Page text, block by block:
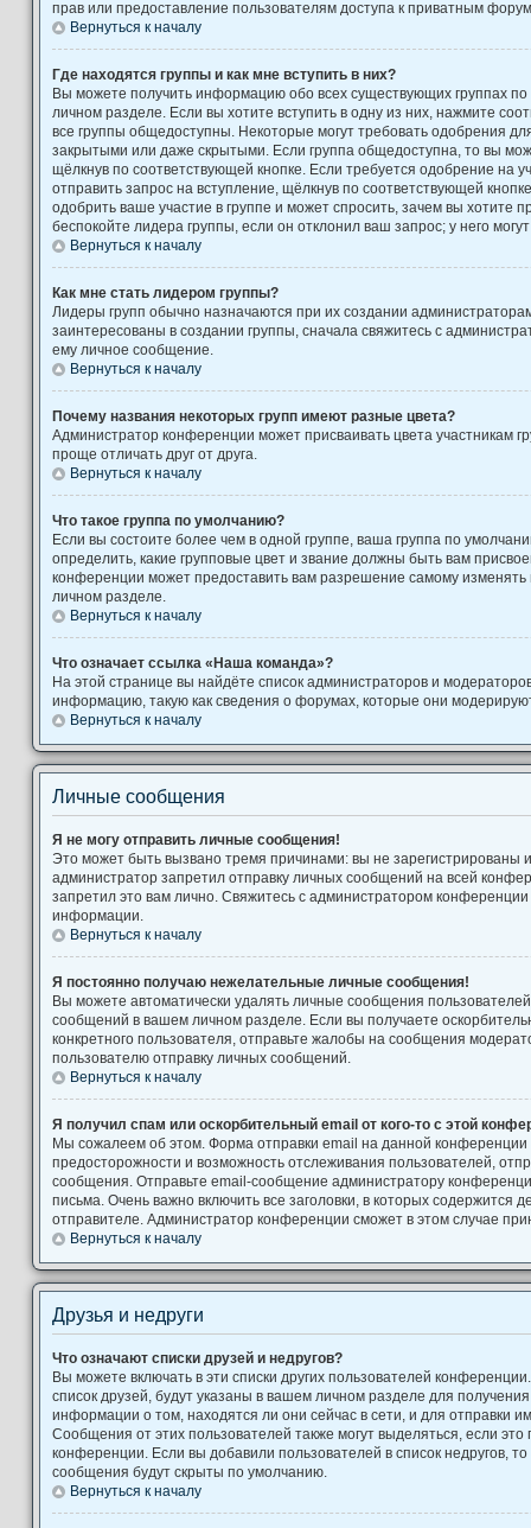
прав или предоставление пользователям доступа к приватным
Вернуться к началу
Где находятся группы и как мне вступить в них?
Вы можете получить информацию обо всех существующих группах
личном разделе. Если вы хотите вступить в одну из них, нажмите
все группы общедоступны. Некоторые могут требовать одобрения
закрытыми или даже скрытыми. Если группа общедоступна, то вы
щёлкнув по соответствующей кнопке. Если требуется одобрение на
отправить запрос на вступление, щёлкнув по соответствующей
одобрить ваше участие в группе и может спросить, зачем вы хотите
беспокойте лидера группы, если он отклонил ваш запрос; у него
Вернуться к началу
Как мне стать лидером группы?
Лидеры групп обычно назначаются при их создании
заинтересованы в создании группы, сначала свяжитесь с
ему личное сообщение.
Вернуться к началу
Почему названия некоторых групп имеют разные цвета?
Администратор конференции может присваивать цвета участникам
проще отличать друг от друга.
Вернуться к началу
Что такое группа по умолчанию?
Если вы состоите более чем в одной группе, ваша группа по
определить, какие групповые цвет и звание должны быть вам
конференции может предоставить вам разрешение самому изменять
личном разделе.
Вернуться к началу
Что означает ссылка «Наша команда»?
На этой странице вы найдёте список администраторов и
информацию, такую как сведения о форумах, которые они
Вернуться к началу
Личные сообщения
Я не могу отправить личные сообщения!
Это может быть вызвано тремя причинами: вы не
администратор запретил отправку личных сообщений на всей
запретил это вам лично. Свяжитесь с администратором
информации.
Вернуться к началу
Я постоянно получаю нежелательные личные сообщения!
Вы можете автоматически удалять личные сообщения
сообщений в вашем личном разделе. Если вы получаете
конкретного пользователя, отправьте жалобы на сообщения
пользователю отправку личных сообщений.
Вернуться к началу
Я получил спам или оскорбительный email от кого-то с этой
Мы сожалеем об этом. Форма отправки email на данной
предосторожности и возможность отслеживания пользователей,
сообщения. Отправьте email-сообщение администратору
письма. Очень важно включить все заголовки, в которых содержится
отправителе. Администратор конференции сможет в этом случае
Вернуться к началу
Друзья и недруги
Что означают списки друзей и недругов?
Вы можете включать в эти списки других пользователей
список друзей, будут указаны в вашем личном разделе для
информации о том, находятся ли они сейчас в сети, и для отправки
Сообщения от этих пользователей также могут выделяться, если
конференции. Если вы добавили пользователей в список недругов,
сообщения будут скрыты по умолчанию.
Вернуться к началу